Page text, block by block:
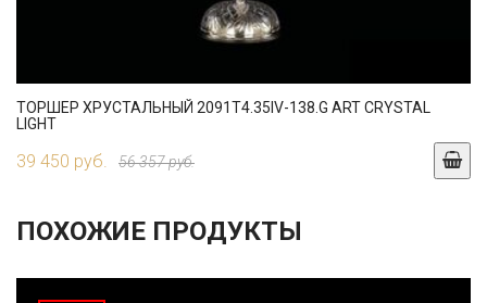
ТОРШЕР ХРУСТАЛЬНЫЙ 2091T4.35IV-138.G ART CRYSTAL
LIGHT
39 450 руб. 56 357 руб.
ПОХОЖИЕ ПРОДУКТЫ